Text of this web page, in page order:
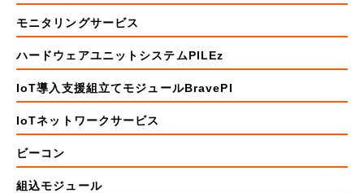
モニタリングサービス
ハードウェアユニットシステムPILEz
IoT導入支援組立てモジュールBravePI
IoTネットワークサービス
ビーコン
組込モジュール